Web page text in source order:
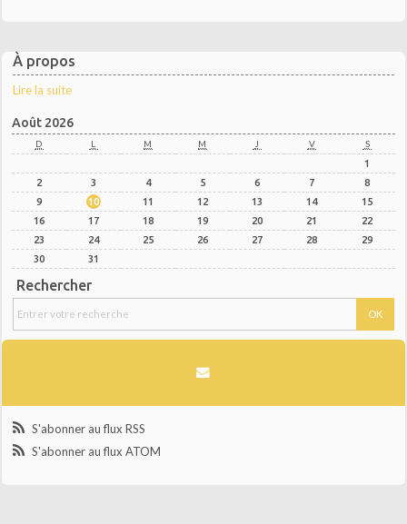
À propos
Lire la suite
Août 2026
D L M M J V S
1
2
3 4 5 6 7
8
9
10 11 12 13 14
15
16
17 18 19 20 21
22
23
24 25 26 27 28
29
30
31
Rechercher
S'abonner au flux RSS
S'abonner au flux ATOM